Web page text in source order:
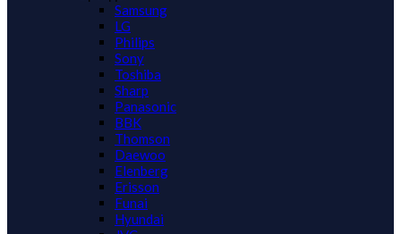
Samsung
LG
Philips
Sony
Toshiba
Sharp
Panasonic
BBK
Thomson
Daewoo
Elenberg
Erisson
Funai
Hyundai